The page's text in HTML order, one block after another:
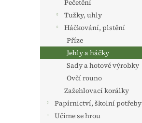
Pečetění
Tužky, uhly
Háčkování, plstění
Příze
Jehly a háčky
Sady a hotové výrobky
Ovčí rouno
Zažehlovací korálky
Papírnictví, školní potřeby
Učíme se hrou